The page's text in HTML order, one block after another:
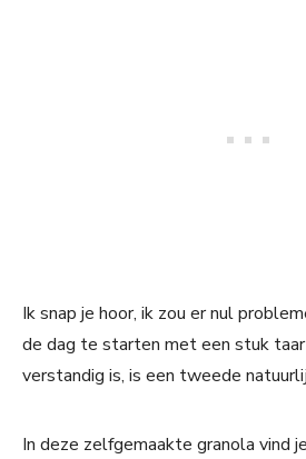
Ik snap je hoor, ik zou er nul
de dag te starten met een stuk
verstandig is, is een tweede
In deze zelfgemaakte granola vind